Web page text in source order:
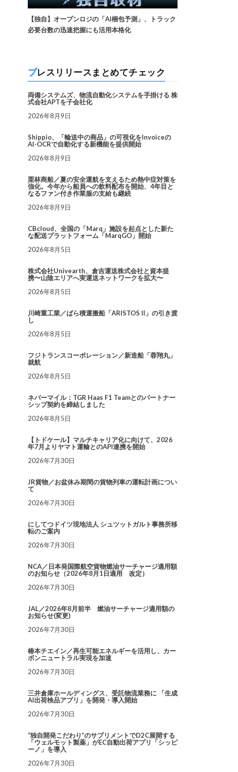
【独自】オープンロジの「AI梱包予測」、トラック
必要台数の迅速把握にも活用本格化
プレスリリースまとめてチェック
両備システムズ、物流自動化システムを手掛ける 株
式会社APTを子会社化
2026年8月9日
Shippio、「輸送中の商品」の可視化をInvoiceの
AI-OCRで自動化する新機能を提供開始
2026年8月9日
栗林商船／夏の安全運航を支えるため熱中症対策を
強化。今年から船員への飲料配布を開始、4年目と
なるファン付き作業服の支給も継続
2026年8月9日
CBcloud、全国の「Marq」施設を起点とした新た
な配送プラットフォーム「MarqGO」開始
2026年8月5日
株式会社Univearth、倉吉運送株式会社と資本提
携〜山陰エリアへ実運送ネットワークを拡大〜
2026年8月5日
川崎重工業／ばら積運搬船「ARISTOS II」の引き渡
し
2026年8月5日
フジトランスコーポレーション／新造船「蓉翔丸」
就航
2026年8月5日
ネバーマイル：TGR Haas F1 Teamとのパートナー
シップ契約を締結しました
2026年8月5日
【トドケール】マルチキャリア化に向けて、2026
年7月よりヤマト運輸とのAPI連携を開始
2026年7月30日
JR貨物／お盆休み期間の貨物列車の運転計画につい
て
2026年7月30日
にしてつドイツ現地法人 シュツットガルト事務所移
転のご案内
2026年7月30日
NCA／日本発国際航空貨物燃油サーチャージ適用額
のお知らせ（2026年8月1日適用 改定）
2026年7月30日
JAL／2026年8月前半 燃油サーチャージ適用額の
お知らせ(変更)
2026年7月30日
椿本チエイン／再生可能エネルギーを活用し、カー
ボンニュートラル実現を加速
2026年7月30日
三井倉庫ホールディングス、受託物流業務に 「生成
AI出荷検品アプリ」を開発・導入開始
2026年7月30日
“独自開発こだわり”のサプリメントでD2C展開する
「ウェルモット製薬」がEC自動出荷アプリ「シッピ
ーノ」を導入
2026年7月30日